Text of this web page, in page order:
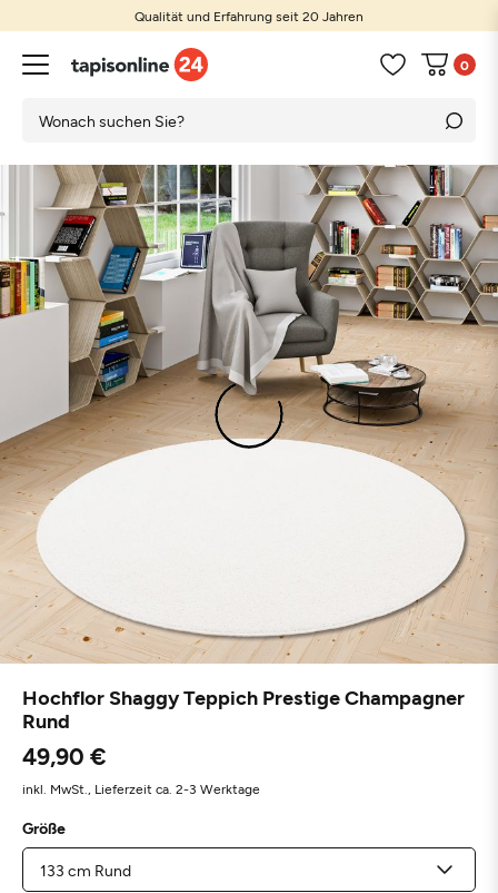
Qualität und Erfahrung seit 20 Jahren
0
Hochflor Shaggy Teppich Prestige Champagner
Rund
49,90 €
inkl. MwSt., Lieferzeit ca. 2-3 Werktage
Größe